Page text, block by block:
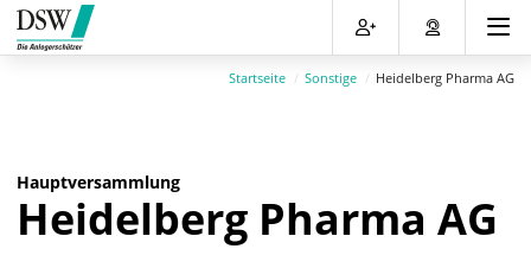
Direkt
zum
Inhalt
Direkt
zum
Hauptmenu
Direkt
zur
Suche
Direkt
zum
Footer
Startseite Sonstige Heidelberg Pharma AG
Hauptversammlung
Heidelberg Pharma AG